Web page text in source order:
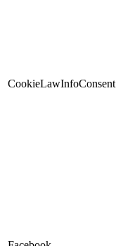
CookieLawInfoConsent